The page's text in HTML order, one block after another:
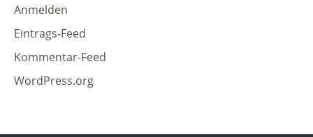
Anmelden
Eintrags-Feed
Kommentar-Feed
WordPress.org